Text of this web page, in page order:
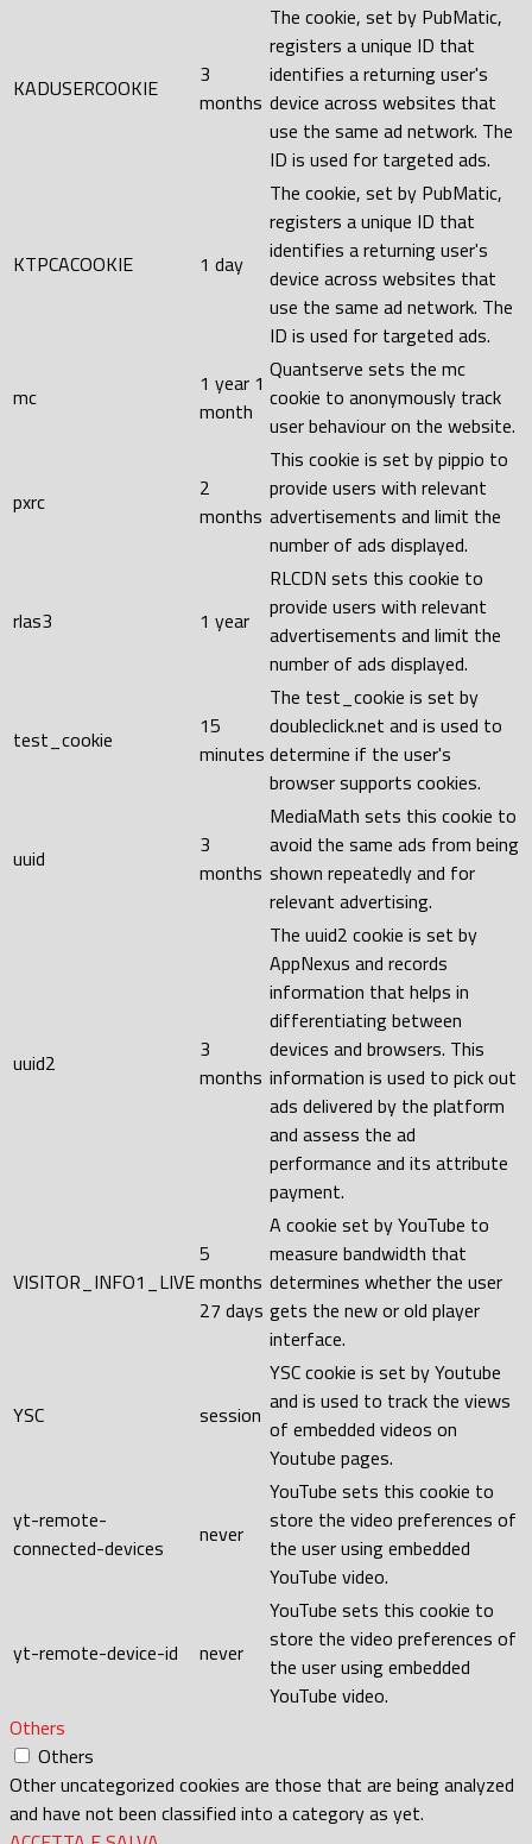
KADUSERCOOKIE
3
months
The cookie, set by PubMatic,
registers a unique ID that
identifies a returning user's
device across websites that
use the same ad network. The
ID is used for targeted ads.
KTPCACOOKIE 1 day
The cookie, set by PubMatic,
registers a unique ID that
identifies a returning user's
device across websites that
use the same ad network. The
ID is used for targeted ads.
mc
1 year 1
month
Quantserve sets the mc
cookie to anonymously track
user behaviour on the website.
pxrc
2
months
This cookie is set by pippio to
provide users with relevant
advertisements and limit the
number of ads displayed.
rlas3 1 year
RLCDN sets this cookie to
provide users with relevant
advertisements and limit the
number of ads displayed.
test_cookie
15
minutes
The test_cookie is set by
doubleclick.net and is used to
determine if the user's
browser supports cookies.
uuid
3
months
MediaMath sets this cookie to
avoid the same ads from being
shown repeatedly and for
relevant advertising.
uuid2
3
months
The uuid2 cookie is set by
AppNexus and records
information that helps in
differentiating between
devices and browsers. This
information is used to pick out
ads delivered by the platform
and assess the ad
performance and its attribute
payment.
VISITOR_INFO1_LIVE
5
months
27 days
A cookie set by YouTube to
measure bandwidth that
determines whether the user
gets the new or old player
interface.
YSC session
YSC cookie is set by Youtube
and is used to track the views
of embedded videos on
Youtube pages.
yt-remote-
connected-devices
never
YouTube sets this cookie to
store the video preferences of
the user using embedded
YouTube video.
yt-remote-device-id never
YouTube sets this cookie to
store the video preferences of
the user using embedded
YouTube video.
Others
Others
Other uncategorized cookies are those that are being analyzed
and have not been classified into a category as yet.